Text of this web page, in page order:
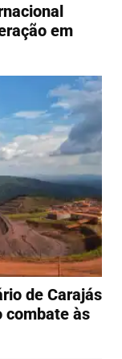
em
de Carajás
combate às